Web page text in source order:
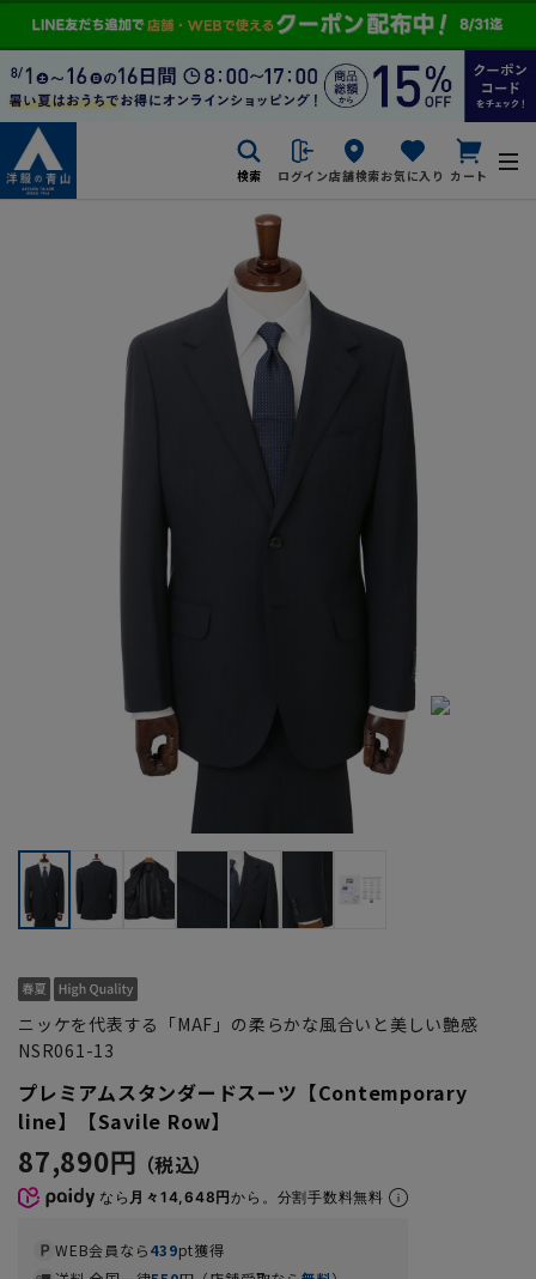
検索 ログイン店舗検索お気に入り カート
ニッケを代表する「MAF」の柔らかな風合いと美しい艶感
NSR061-13
プレミアムスタンダードスーツ【Contemporary
line】【Savile Row】
87,890円
なら 月々14,648円から。分割手数料無料
WEB会員なら439pt獲得